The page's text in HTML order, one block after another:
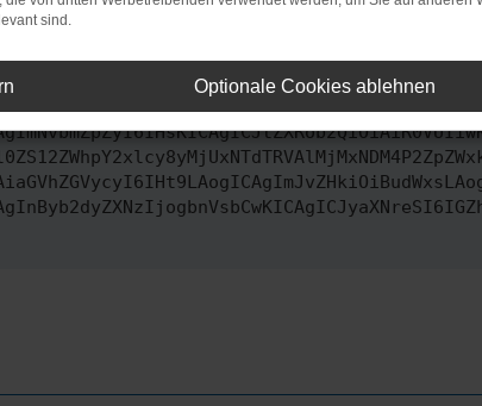
kontaktiere uns bitte. Wir werden versuchen, das
sind.
Optionale Cookies ablehnen